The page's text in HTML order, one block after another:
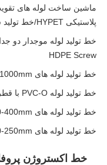
پلاستیکی HYPET/خط تولید شیلنگ باغ پی وی سی
HDPE Screw
خط تولید لوله های PVC-O 500-1000mm
خط تولید لوله PVC-O با قطر 250-630 میلی‌متر
خط تولید لوله های PVC-O 160-400mm
خط تولید لوله های PVC-O 90-250mm
خط اکستروژن